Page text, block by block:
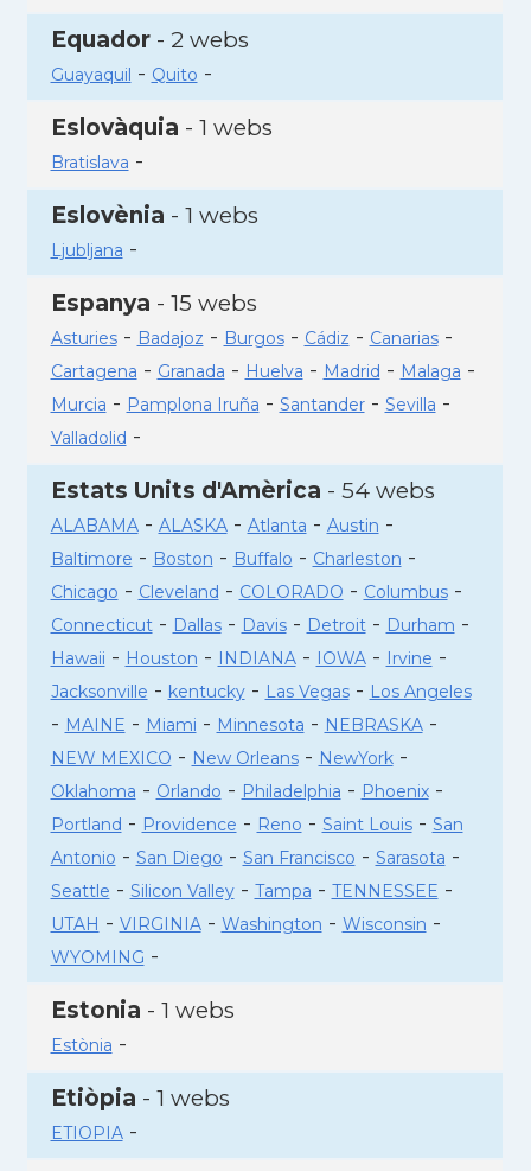
Equador- 2 webs
Guayaquil - Quito -
Eslovàquia - 1 webs
Bratislava -
Eslovènia - 1 webs
Ljubljana -
Espanya - 15 webs
Asturies- Badajoz - Burgos- Cádiz - Canarias-
Cartagena - Granada - Huelva - Madrid - Malaga -
Murcia - Pamplona Iruña - Santander- Sevilla -
Valladolid -
Estats Units d'Amèrica - 54 webs
ALABAMA- ALASKA- Atlanta - Austin -
Baltimore - Boston - Buffalo - Charleston -
Chicago - Cleveland - COLORADO - Columbus-
Connecticut- Dallas- Davis- Detroit- Durham -
Hawaii - Houston - INDIANA- IOWA- Irvine -
Jacksonville - kentucky- Las Vegas- Los Angeles
- MAINE - Miami - Minnesota - NEBRASKA-
NEW MEXICO - New Orleans- NewYork-
Oklahoma - Orlando - Philadelphia - Phoenix-
Portland - Providence - Reno - Saint Louis- San
Antonio - San Diego - San Francisco - Sarasota -
Seattle - Silicon Valley- Tampa - TENNESSEE -
UTAH - VIRGINIA- Washington - Wisconsin -
WYOMING -
Estonia - 1 webs
Estònia -
Etiòpia - 1 webs
ETIOPIA-